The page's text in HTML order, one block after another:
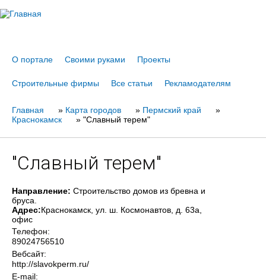
О портале Своими руками Проекты
Строительные фирмы Все статьи Рекламодателям
Вы
Главная » Карта городов » Пермский край
»
Краснокамск
» "Славный терем"
"Славный терем"
Направление: Строительство домов из бревна и
бруса.
Адрес:Краснокамск , ул. ш. Космонавтов, д. 63а,
офис
Телефон:
89024756510
Вебсайт:
http://slavokperm.ru/
E-mail: